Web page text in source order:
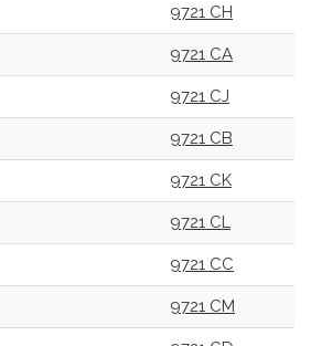
9721 CH
9721 CA
9721 CJ
9721 CB
9721 CK
9721 CL
9721 CC
9721 CM